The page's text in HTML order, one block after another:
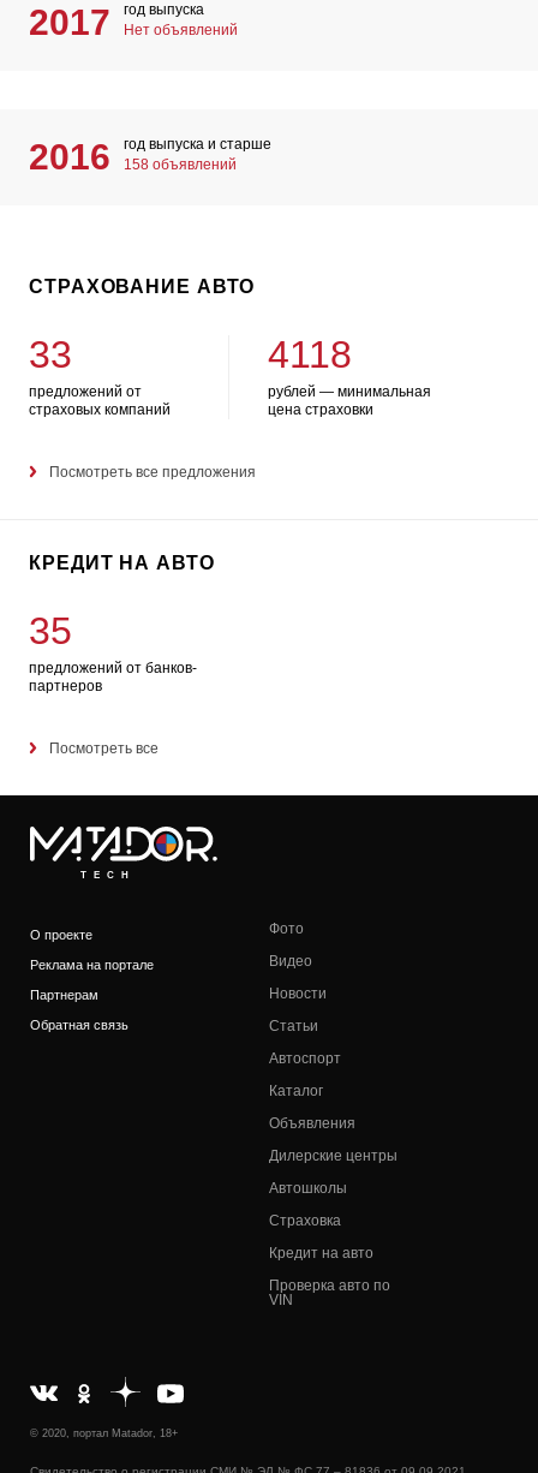
2017
год выпуска
Нет объявлений
2016
год выпуска и старше
158 объявлений
СТРАХОВАНИЕ АВТО
33
предложений от
страховых компаний
4118
рублей — минимальная
цена страховки
Посмотреть все предложения
КРЕДИТ НА АВТО
35
предложений от банков-
партнеров
Посмотреть все
TECH
О проекте
Реклама на портале
Партнерам
Обратная связь
Фото
Видео
Новости
Статьи
Автоспорт
Каталог
Объявления
Дилерские центры
Автошколы
Страховка
Кредит на авто
Проверка авто по
VIN
© 2020, портал Matador, 18+